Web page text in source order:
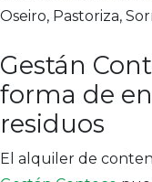
Oseiro, Pastoriza,
Gestán
forma de
residuos
El alquiler de